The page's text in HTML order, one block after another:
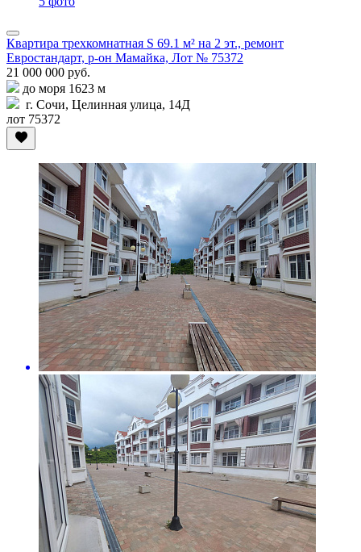
Квартира трехкомнатная S 69.1 м² на 2 эт., ремонт
Евростандарт, р-он Мамайка, Лот № 75372
21 000 000 руб.
до моря 1623 м
г. Сочи, Целинная улица, 14Д
лот 75372